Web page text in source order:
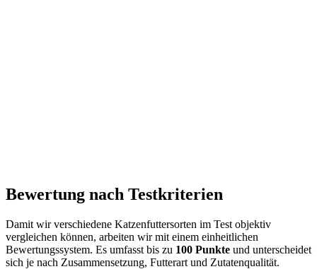
Bewertung nach Testkriterien
Damit wir verschiedene Katzenfuttersorten im Test objektiv
vergleichen können, arbeiten wir mit einem einheitlichen
Bewertungssystem. Es umfasst bis zu 100 Punkte und unterscheidet
sich je nach Zusammensetzung, Futterart und Zutatenqualität.